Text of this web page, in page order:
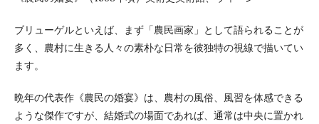
ブリューゲルといえば、まず「農民画家」として語られることが
多く、農村に生きる人々の素朴な日常を彼独特の視線で描いてい
ます。
晩年の代表作《農民の婚宴》は、農村の風俗、風習を体感できる
ような傑作ですが、結婚式の場面であれば、通常は中央に置かれ